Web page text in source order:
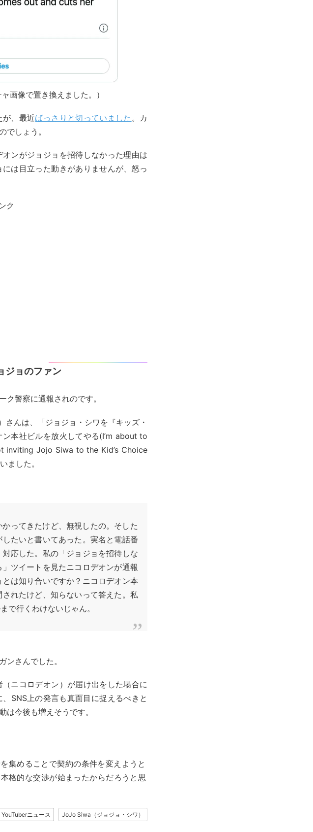
画像で置き換えました。）
が、最近ばっさりと切っていました 。カ
でしょう。
ンがジョジョを招待しなかった理由は
は目立った動きがありませんが、怒っ
ク
ジョのファン
警察に通報されのです。
んは、「ジョジョ・シワを『キッズ・
本社ビルを放火してやる(I’m about to
Jojo Siwa to the Kid’s Choice
ました。
ってきたけど、無視したの。そした
たいと書いてあった。実名と電話番
応した。私の「ジョジョを招待しな
ツイートを見たニコロデオンが通報
は知り合いですか？ニコロデオン本
れたけど、知らないって答えた。私
で行くわけないじゃん。
ンさんでした。
ニコロデオン）が届け出をした場合に
SNS上の発言も真面目に捉えるべきと
今後も増えそうです。
集めることで契約の条件を変えようと
格的な交渉が始まったからだろうと思
YouTuberニュース JoJo Siwa（ジョジョ・シワ）